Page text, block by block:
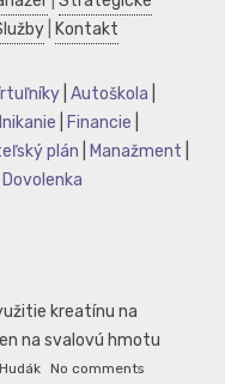
Kontakt
Autoškola
Financie
plán Manažment
Dovolenka
kreatínu na
na svalovú hmotu
No comments